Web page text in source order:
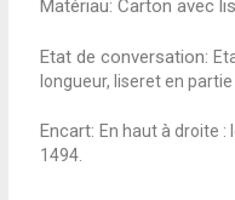
Matériau: Carton avec
Etat de conversation:
longueur, liseret en
Encart: En haut à droite :
1494.